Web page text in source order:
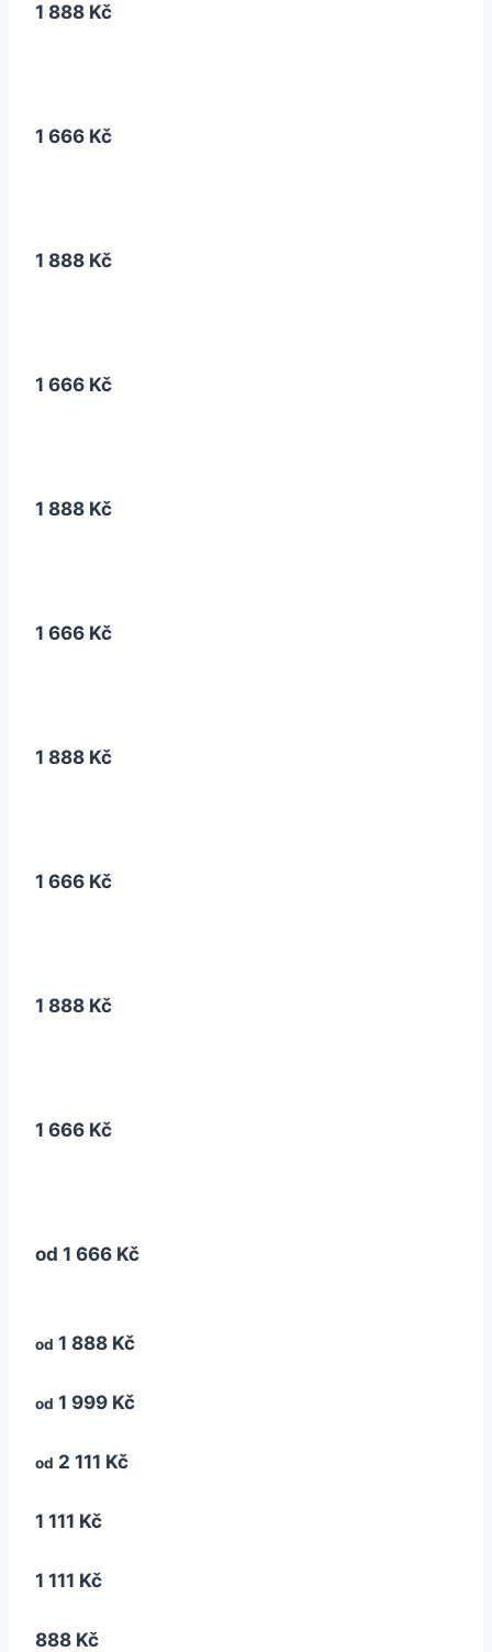
1 888 Kč
1 666 Kč
1 888 Kč
1 666 Kč
1 888 Kč
1 666 Kč
1 888 Kč
1 666 Kč
1 888 Kč
1 666 Kč
od 1 666 Kč
od 1 888 Kč
od 1 999 Kč
od 2 111 Kč
1 111 Kč
1 111 Kč
888 Kč